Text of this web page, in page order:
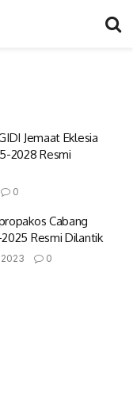
Jemaat Eklesia
2028 Resmi
0
Cabang
Resmi Dilantik
0